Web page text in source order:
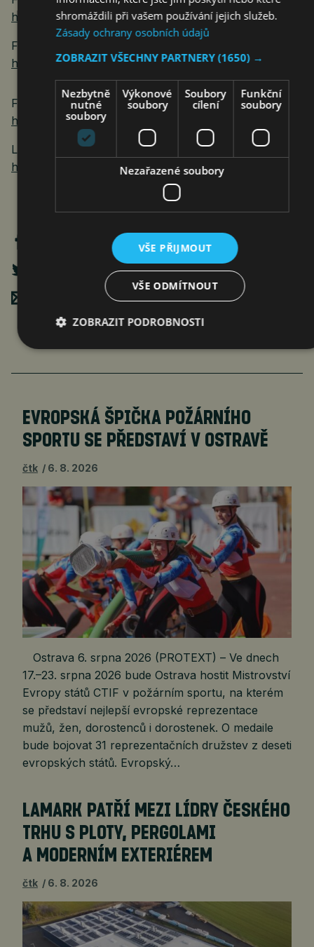
https://mma.prnewswire.com/media/2856221/Photo_1.jpg
Foto:
https://mma.prnewswire.com/media/2856222/
Foto:
https://mma.prnewswire.com/media/2856223/
Logo:
https://mma.prnewswire.com/media/2648166/
Poslat mailem
EVROPSKÁ ŠPIČKA POŽÁRNÍHO
SPORTU SE PŘEDSTAVÍ V OSTRAVĚ
čtk 6. 8. 2026
Ostrava 6. srpna 2026 (PROTEXT) – Ve dnech
17.–23. srpna 2026 bude Ostrava hostit Mistrovství
Evropy států CTIF v požárním sportu, na kterém
se představí nejlepší evropské reprezentace
mužů, žen, dorostenců i dorostenek. O medaile
bude bojovat 31 reprezentačních družstev z deseti
evropských států. Evropský…
LAMARK PATŘÍ MEZI LÍDRY ČESKÉHO
TRHU S PLOTY, PERGOLAMI
A MODERNÍM EXTERIÉREM
čtk 6. 8. 2026
shromáždili při vašem používání jejich služeb.
Zásady ochrany osobních údajů
ZOBRAZIT VŠECHNY PARTNERY(1650) →
Nezbytně
nutné
soubory
Výkonové
soubory
Soubory
cílení
Funkční
soubory
Nezařazené soubory
VŠE PŘIJMOUT
VŠE ODMÍTNOUT
ZOBRAZIT PODROBNOSTI